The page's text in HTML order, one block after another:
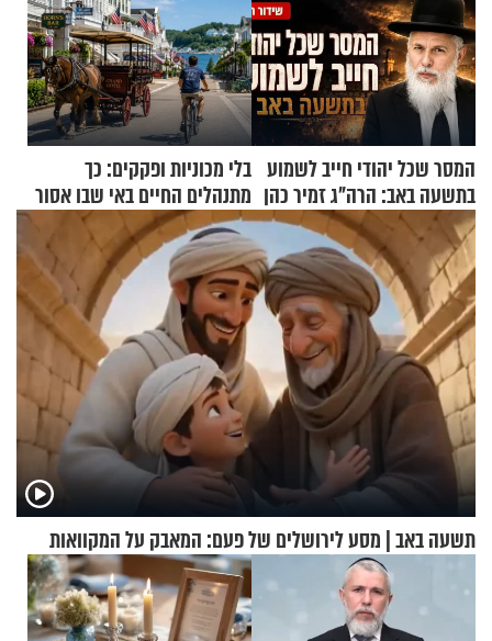
המסר שכל יהודי חייב לשמוע
בתשעה באב: הרה"ג זמיר כהן
בשיעור מיוחד
בלי מכוניות ופקקים: כך
מתנהלים החיים באי שבו אסור
לנהוג כבר יותר מ-120 שנה
תשעה באב | מסע לירושלים של פעם: המאבק על המקוואות